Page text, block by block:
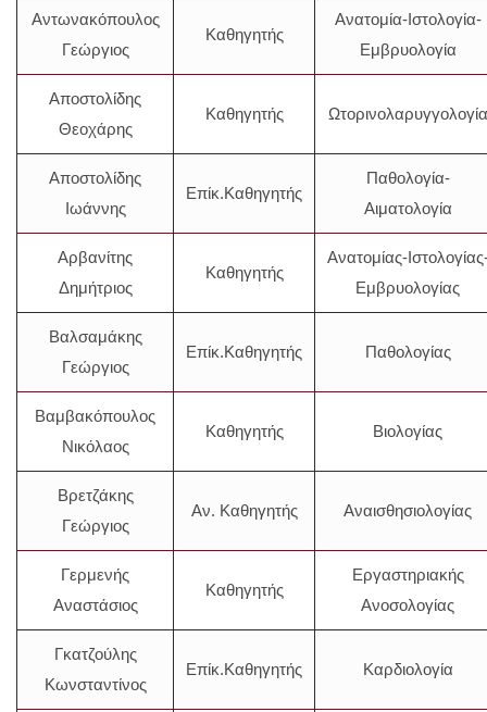
Αντωνακόπουλος
Γεώργιος
Καθηγητής
Ανατομία-Ιστολογία-
Εμβρυολογία
Αποστολίδης
Θεοχάρης
Καθηγητής Ωτορινολαρυγγολογία
Αποστολίδης
Ιωάννης
Επίκ.Καθηγητής
Παθολογία-
Αιματολογία
Αρβανίτης
Δημήτριος
Καθηγητής
Ανατομίας-
Εμβρυολογίας
Βαλσαμάκης
Γεώργιος
Επίκ.Καθηγητής Παθολογίας
Βαμβακόπουλος
Νικόλαος
Καθηγητής Βιολογίας
Βρετζάκης
Γεώργιος
Αν. Καθηγητής Αναισθησιολογίας
Γερμενής
Αναστάσιος
Καθηγητής
Εργαστηριακής
Ανοσολογίας
Γκατζούλης
Κωνσταντίνος
Επίκ.Καθηγητής Καρδιολογία